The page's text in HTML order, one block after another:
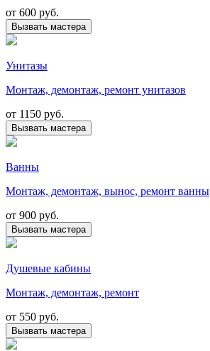
от 600 руб.
Вызвать мастера
Унитазы
Монтаж, демонтаж, ремонт унитазов
от 1150 руб.
Вызвать мастера
Ванны
Монтаж, демонтаж, вынос, ремонт ванны
от 900 руб.
Вызвать мастера
Душевые кабины
Монтаж, демонтаж, ремонт
от 550 руб.
Вызвать мастера